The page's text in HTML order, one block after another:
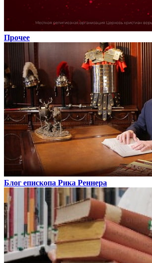
Прочее
Блог епископа Рика Реннера